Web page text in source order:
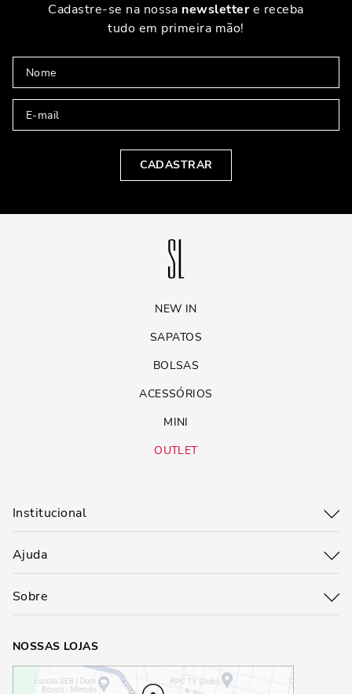
Cadastre-se na nossa newslettere receba
tudo em primeira mão!
CADASTRAR
NEW IN
SAPATOS
BOLSAS
ACESSÓRIOS
MINI
OUTLET
Institucional
Ajuda
Sobre
NOSSAS LOJAS